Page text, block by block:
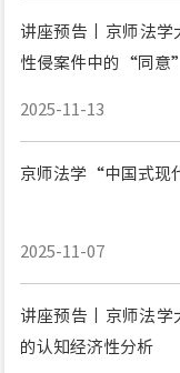
讲座预告丨京师法学
性侵案件中的“同意
2025-11-13
京师法学“中国式现
2025-11-07
讲座预告丨京师法
的认知经济性分析